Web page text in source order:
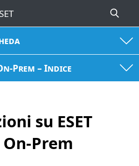
Prem – Indice
su ESET
On-Prem